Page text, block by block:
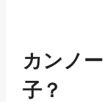
カンノ
子？